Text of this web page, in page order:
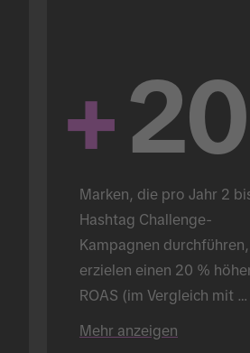
+20
Marken, die pro Jahr 2
Hashtag Challenge-
Kampagnen durchführen,
erzielen einen 20 %
ROAS (im Vergleich mit
Mehr anzeigen